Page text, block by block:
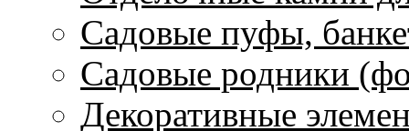
Садовые пуфы,
Садовые родники
Декоративные